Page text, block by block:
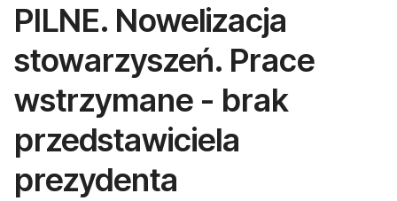
PILNE. Nowelizacja
stowarzyszeń. Prace
wstrzymane - brak
przedstawiciela
prezydenta